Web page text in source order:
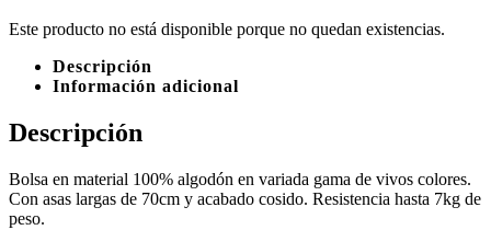
Este producto no está disponible porque no quedan existencias.
Descripción
Información adicional
Descripción
Bolsa en material 100% algodón en variada gama de vivos colores.
Con asas largas de 70cm y acabado cosido. Resistencia hasta 7kg de
peso.